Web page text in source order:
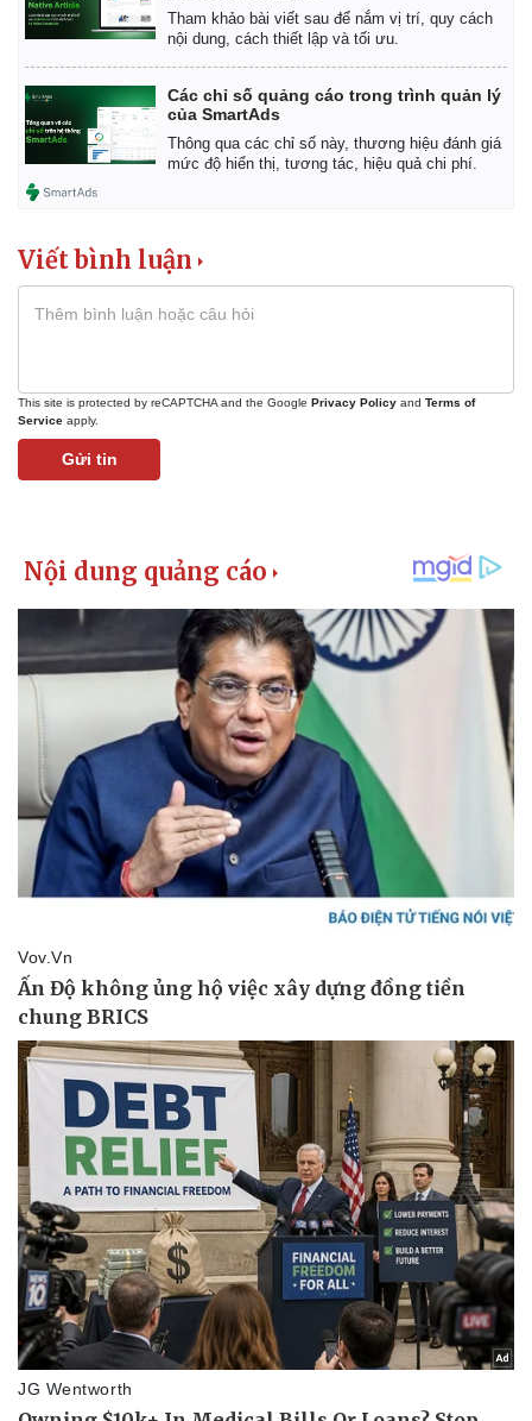
Bất động sản
Khởi nghiệp
Thị trường
Giá vàng
Tiêu dùng
Tỷ giá
Chứng khoán
Giá cà phê
Tham khảo bài viết sau để nắm vị trí, quy cách
nội dung, cách thiết lập và tối ưu.
Các chỉ số quảng cáo trong trình quản lý
của SmartAds
Thông qua các chỉ số này, thương hiệu đánh giá
mức độ hiển thị, tương tác, hiệu quả chi phí.
Viết bình luận
This site is protected by reCAPTCHA and the Google Privacy Policy and Terms of
Service apply.
Gửi tin